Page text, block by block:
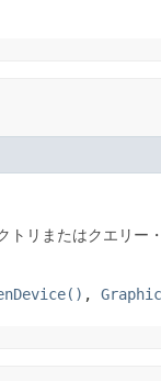
トリまたはクエリー
,